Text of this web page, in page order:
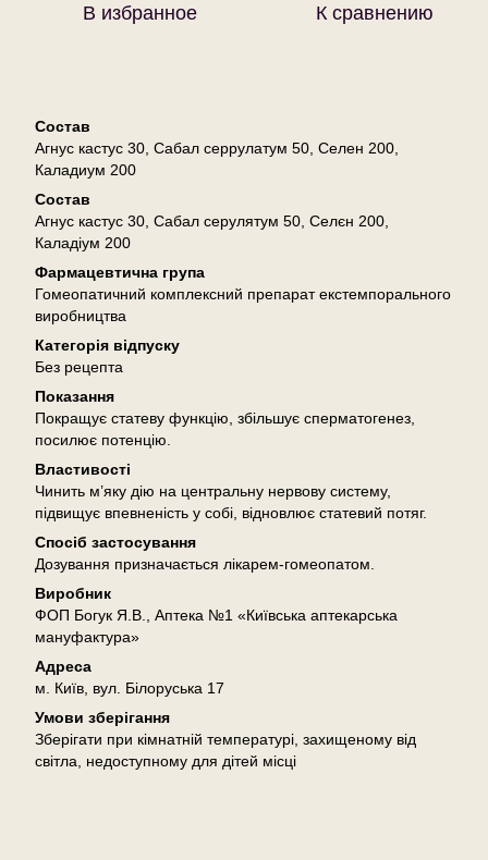
В избранное К сравнению
Состав
Агнус кастус 30, Сабал серрулатум 50, Селен 200,
Каладиум 200
Состав
Агнус кастус 30, Сабал серулятум 50, Селєн 200,
Каладіум 200
Фармацевтична група
Гомеопатичний комплексний препарат екстемпорального
виробництва
Категорія відпуску
Без рецепта
Показання
Покращує статеву функцію, збільшує сперматогенез,
посилює потенцію.
Властивості
Чинить м’яку дію на центральну нервову систему,
підвищує впевненість у собі, відновлює статевий потяг.
Спосіб застосування
Дозування призначається лікарем-гомеопатом.
Виробник
ФОП Богук Я.В., Аптека №1 «Київська аптекарська
мануфактура»
Адреса
м. Київ, вул. Білоруська 17
Умови зберігання
Зберігати при кімнатній температурі, захищеному від
світла, недоступному для дітей місці